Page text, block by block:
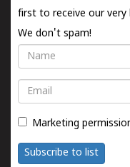
first to receive our
We don't spam!
Name
Email
Marketing
Subscribe to list